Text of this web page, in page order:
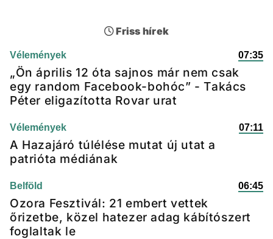
Friss hírek
Vélemények 07:35
„Ön április 12 óta sajnos már nem csak
egy random Facebook-bohóc” - Takács
Péter eligazította Rovar urat
Vélemények 07:11
A Hazajáró túlélése mutat új utat a
patrióta médiának
Belföld 06:45
Ozora Fesztivál: 21 embert vettek
őrizetbe, közel hatezer adag kábítószert
foglaltak le